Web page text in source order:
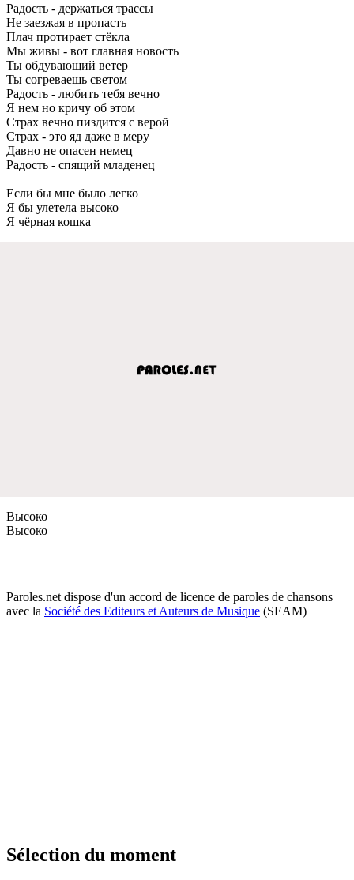
Радость - держаться трассы
Не заезжая в пропасть
Плач протирает стёкла
Мы живы - вот главная новость
Ты обдувающий ветер
Ты согреваешь светом
Радость - любить тебя вечно
Я нем но кричу об этом
Страх вечно пиздится с верой
Страх - это яд даже в меру
Давно не опасен немец
Радость - спящий младенец
Если бы мне было легко
Я бы улетела высоко
Я чёрная кошка
Высоко
Высоко
Paroles.net dispose d'un accord de licence de paroles de chansons
avec la Société des Editeurs et Auteurs de Musique (SEAM)
Sélection du moment